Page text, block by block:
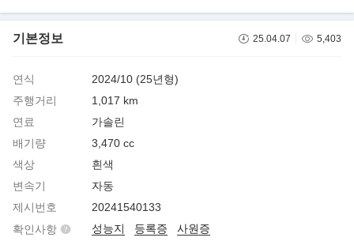
기본정보 25.04.07 5,403
연식
2024/10 (25년형)
주행거리
1,017 km
연료
가솔린
배기량
3,470 cc
색상
흰색
변속기
자동
제시번호
20241540133
확인사항
성능지 등록증 사원증